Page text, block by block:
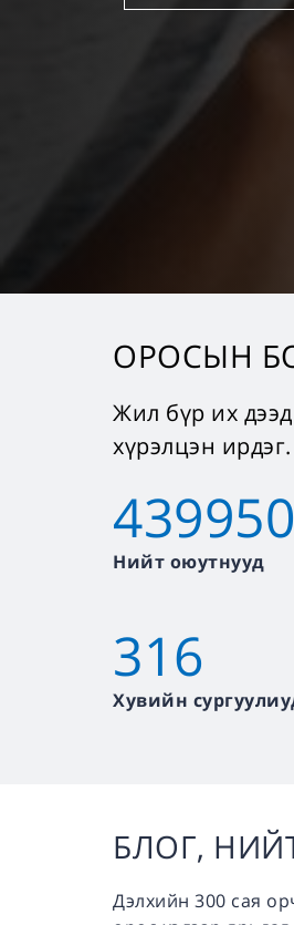
ОРОСЫН
Жил бүр их
хүрэлцэн ирдэг.
Нийт оюутнууд
316
Хувийн
БЛОГ,
Дэлхийн 300 сая